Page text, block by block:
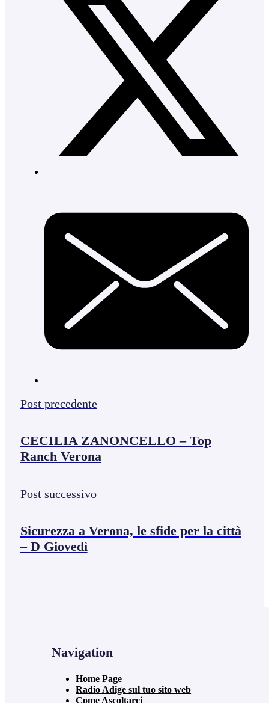
Post precedente
CECILIA ZANONCELLO – Top
Ranch Verona
Post successivo
Sicurezza a Verona, le sfide per la città
– D Giovedì
Navigation
Home Page
Radio Adige sul tuo sito web
Come Ascoltarci